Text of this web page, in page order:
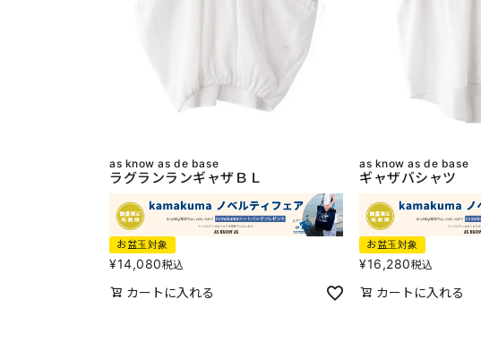
as know as de base
ラグランランギャザＢＬ
お盆玉対象
¥14,080税込
カートに入れる
as know as de base
ギャザバシャツ
お盆玉対象
¥16,280税込
カートに入れる